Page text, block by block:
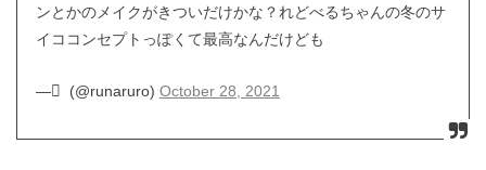
ンとかのメイクがきついだけかな？れどべるちゃんの冬のサ
イココンセプトっぽくて最高なんだけども
— ْ (@runaruro) October 28, 2021